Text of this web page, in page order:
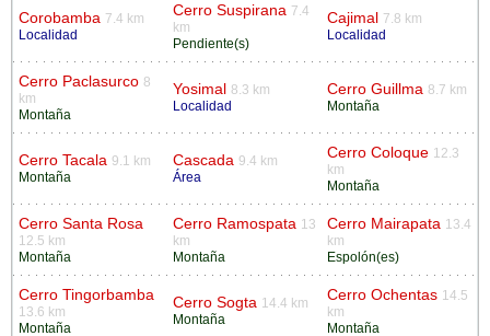
Corobamba 7.4 km
Localidad
Cerro Suspirana 7.4
km
Pendiente(s)
Cajimal 7.8 km
Localidad
Cerro Paclasurco 8
km
Montaña
Yosimal 8.3 km
Localidad
Cerro Guillma 8.7 km
Montaña
Cerro Tacala 9.1 km
Montaña
Cascada 9.4 km
Área
Cerro Coloque 12.3
km
Montaña
Cerro Santa Rosa
12.5 km
Montaña
Cerro Ramospata 13
km
Montaña
Cerro Mairapata 13.4
km
Espolón(es)
Cerro Tingorbamba
13.6 km
Montaña
Cerro Sogta 14.4 km
Montaña
Cerro Ochentas 14.5
km
Montaña